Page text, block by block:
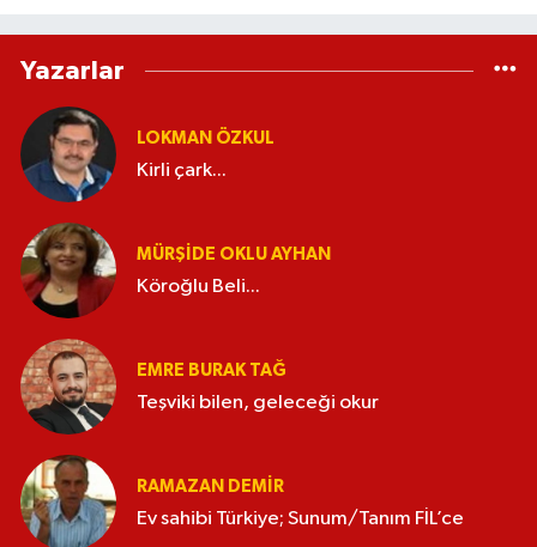
Yazarlar
LOKMAN ÖZKUL
Kirli çark...
MÜRŞIDE OKLU AYHAN
Köroğlu Beli...
EMRE BURAK TAĞ
Teşviki bilen, geleceği okur
RAMAZAN DEMİR
Ev sahibi Türkiye; Sunum/Tanım FİL’ce